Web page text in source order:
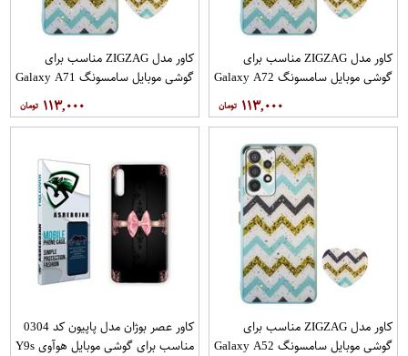
کاور مدل ZIGZAG مناسب برای
گوشی موبایل سامسونگ Galaxy A72
۱۱۳,۰۰۰
کاور مدل ZIGZAG مناسب برای
گوشی موبایل سامسونگ Galaxy A71
۱۱۳,۰۰۰
کاور مدل ZIGZAG مناسب برای
گوشی موبایل سامسونگ Galaxy A52
کاور عصر بوژان مدل پاپیون کد 0304
مناسب برای گوشی موبایل هوآوی Y9s